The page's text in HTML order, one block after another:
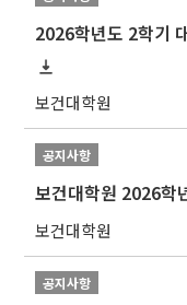
보건대학원
공지사항
보건대학원 2026학
보건대학원
공지사항